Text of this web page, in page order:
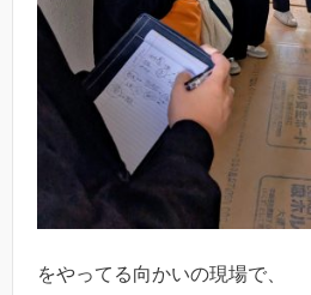
をやってる向かいの現場で、